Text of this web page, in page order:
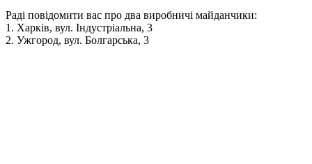
Раді повідомити вас про два виробничі майданчики:
1. Харків, вул. Індустріальна, 3
2. Ужгород, вул. Болгарська, 3